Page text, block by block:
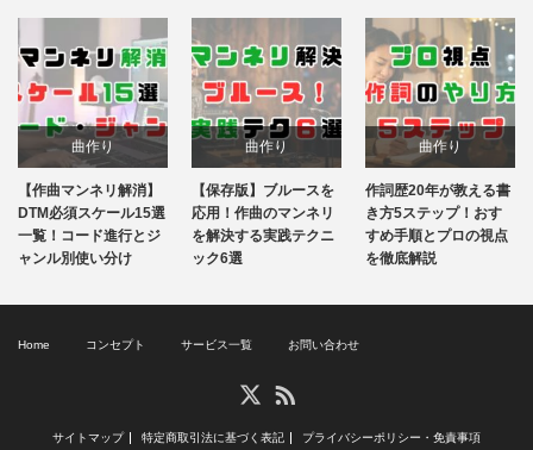
曲作り
知識やテクニック
メロディ
【作曲マンネリ解消】
DTM必須スケール15選
一覧！コード進行とジ
ャンル別使い分け
曲作り
知識やテクニック
音楽理論
【保存版】ブルースを
応用！作曲のマンネリ
を解決する実践テクニ
ック6選
曲作り
知識やテクニック
作詞
作詞歴20年が教える書
き方5ステップ！おす
すめ手順とプロの視点
を徹底解説
Home コンセプト サービス一覧 お問い合わせ
X
サイトマップ 特定商取引法に基づく表記 プライバシーポリシー・免責事項